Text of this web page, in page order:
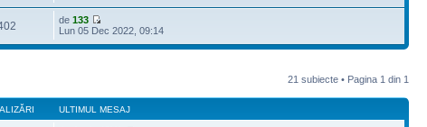
de133
Lun 05 Dec 2022, 09:14
21 subiecte • Pagina 1 din 1
ULTIMUL MESAJ